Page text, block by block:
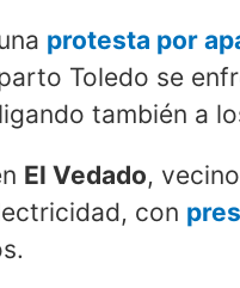
protesta por
Toledo se
también a
El Vedado,
con